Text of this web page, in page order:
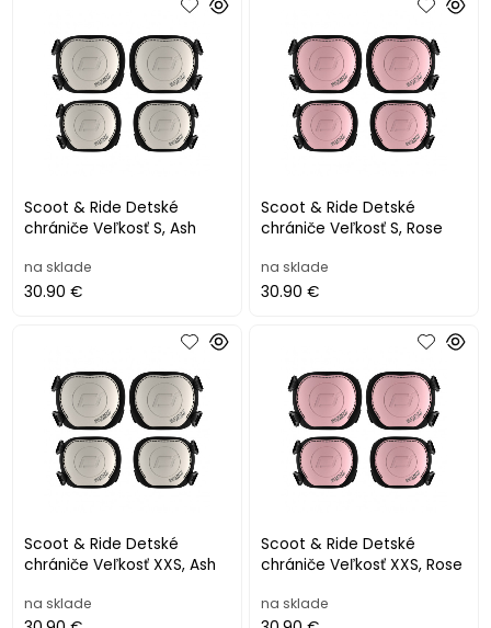
Scoot & Ride Detské
chrániče Veľkosť S, Ash
na sklade
30.90 €
Scoot & Ride Detské
chrániče Veľkosť S, Rose
na sklade
30.90 €
Scoot & Ride Detské
chrániče Veľkosť XXS, Ash
na sklade
Scoot & Ride Detské
chrániče Veľkosť XXS, Rose
na sklade